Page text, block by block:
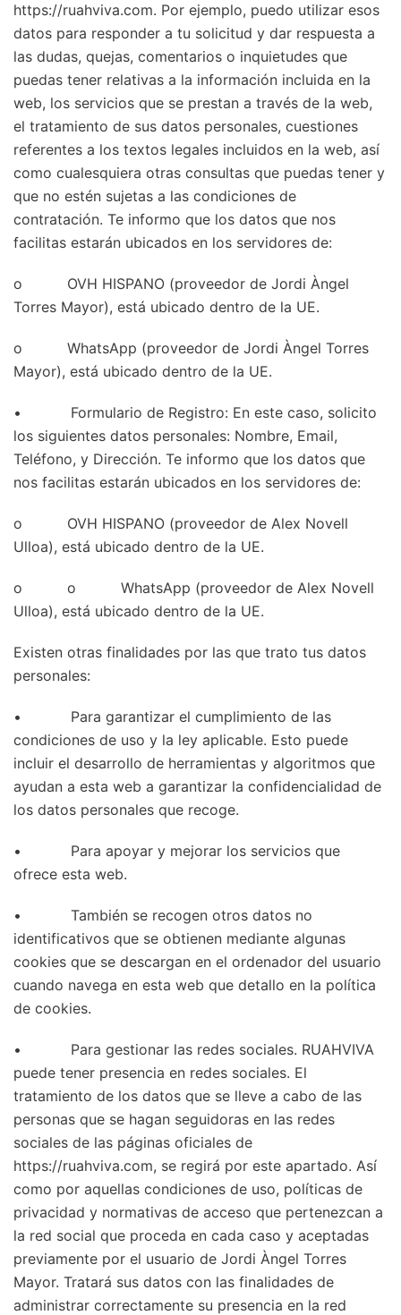
https://ruahviva.com. Por ejemplo, puedo utilizar esos
datos para responder a tu solicitud y dar respuesta a
las dudas, quejas, comentarios o inquietudes que
puedas tener relativas a la información incluida en la
web, los servicios que se prestan a través de la web,
el tratamiento de sus datos personales, cuestiones
referentes a los textos legales incluidos en la web, así
como cualesquiera otras consultas que puedas tener y
que no estén sujetas a las condiciones de
contratación. Te informo que los datos que nos
facilitas estarán ubicados en los servidores de:
o OVH HISPANO (proveedor de Jordi Àngel
Torres Mayor), está ubicado dentro de la UE.
o WhatsApp (proveedor de Jordi Àngel Torres
Mayor), está ubicado dentro de la UE.
• Formulario de Registro: En este caso, solicito
los siguientes datos personales: Nombre, Email,
Teléfono, y Dirección. Te informo que los datos que
nos facilitas estarán ubicados en los servidores de:
o OVH HISPANO (proveedor de Alex Novell
Ulloa), está ubicado dentro de la UE.
o o WhatsApp (proveedor de Alex Novell
Ulloa), está ubicado dentro de la UE.
Existen otras finalidades por las que trato tus datos
personales:
• Para garantizar el cumplimiento de las
condiciones de uso y la ley aplicable. Esto puede
incluir el desarrollo de herramientas y algoritmos que
ayudan a esta web a garantizar la confidencialidad de
los datos personales que recoge.
• Para apoyar y mejorar los servicios que
ofrece esta web.
• También se recogen otros datos no
identificativos que se obtienen mediante algunas
cookies que se descargan en el ordenador del usuario
cuando navega en esta web que detallo en la política
de cookies.
• Para gestionar las redes sociales. RUAHVIVA
puede tener presencia en redes sociales. El
tratamiento de los datos que se lleve a cabo de las
personas que se hagan seguidoras en las redes
sociales de las páginas oficiales de
https://ruahviva.com, se regirá por este apartado. Así
como por aquellas condiciones de uso, políticas de
privacidad y normativas de acceso que pertenezcan a
la red social que proceda en cada caso y aceptadas
previamente por el usuario de Jordi Àngel Torres
Mayor. Tratará sus datos con las finalidades de
administrar correctamente su presencia en la red